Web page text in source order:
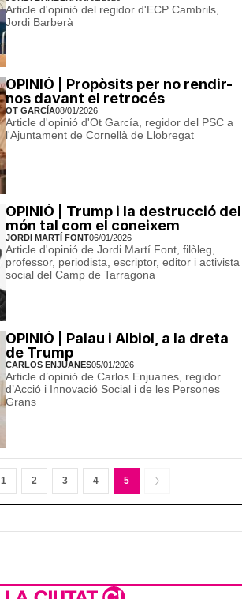
Article d'opinió del regidor d'ECP Cambrils,
Jordi Barberà
OPINIÓ | Propòsits per no rendir-
nos davant el retrocés
OT GARCÍA08/01/2026
Article d'opinió d'Ot García, regidor del PSC a
l'Ajuntament de Cornellà de Llobregat
OPINIÓ | Trump i la destrucció del
món tal com el coneixem
JORDI MARTÍ FONT06/01/2026
Article d'opinió de Jordi Martí Font, filòleg,
professor, periodista, escriptor, editor i activista
social del Camp de Tarragona
OPINIÓ | Palau i Albiol, a la dreta
de Trump
CARLOS ENJUANES05/01/2026
Article d’opinió de Carlos Enjuanes, regidor
d’Acció i Innovació Social i de les Persones
Grans
1 2 3 4 5